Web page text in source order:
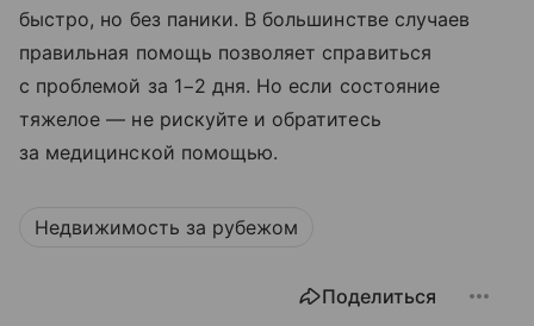
быстро, но без паники. В большинстве случаев
правильная помощь позволяет справиться
с проблемой за 1−2 дня. Но если состояние
тяжелое — не рискуйте и обратитесь
за медицинской помощью.
Недвижимость за рубежом
Поделиться